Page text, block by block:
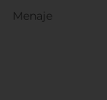
Menaje